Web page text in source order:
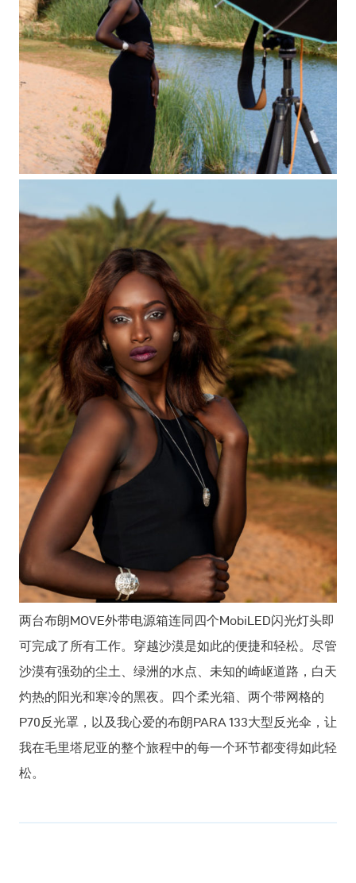
两台布朗MOVE外带电源箱连同四个MobiLED闪光灯头即
可完成了所有工作。穿越沙漠是如此的便捷和轻松。尽管
沙漠有强劲的尘土、绿洲的水点、未知的崎岖道路，白天
灼热的阳光和寒冷的黑夜。四个柔光箱、两个带网格的
P70反光罩，以及我心爱的布朗PARA 133大型反光伞，让
我在毛里塔尼亚的整个旅程中的每一个环节都变得如此轻
松。